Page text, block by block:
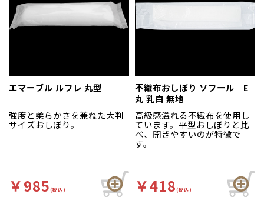
エマーブル ルフレ 丸型
強度と柔らかさを兼ねた大判
サイズおしぼり。
￥985(税込)
不織布おしぼり ソフール E
丸 乳白 無地
高級感溢れる不織布を使用し
ています。平型おしぼりと比
べ、開きやすいのが特徴で
す。
￥418(税込)